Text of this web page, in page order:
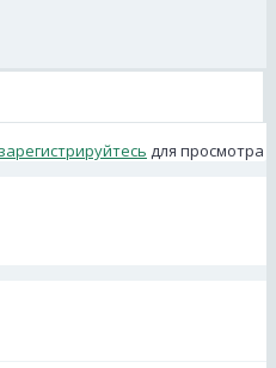
зарегистрируйтесь для просмотра